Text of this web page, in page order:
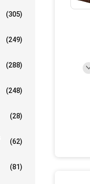
(305)
(249)
(288)
(248)
(28)
(62)
(81)